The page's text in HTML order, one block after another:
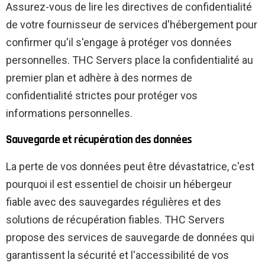
Assurez-vous de lire les directives de confidentialité
de votre fournisseur de services d'hébergement pour
confirmer qu'il s'engage à protéger vos données
personnelles. THC Servers place la confidentialité au
premier plan et adhère à des normes de
confidentialité strictes pour protéger vos
informations personnelles.
Sauvegarde et récupération des données
La perte de vos données peut être dévastatrice, c'est
pourquoi il est essentiel de choisir un hébergeur
fiable avec des sauvegardes régulières et des
solutions de récupération fiables. THC Servers
propose des services de sauvegarde de données qui
garantissent la sécurité et l'accessibilité de vos